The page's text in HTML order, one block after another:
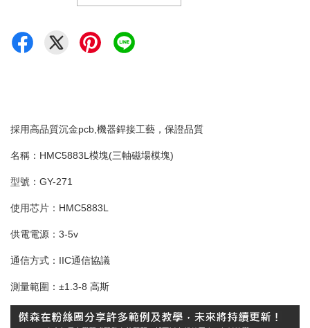
採用高品質沉金pcb,機器銲接工藝，保證品質
名稱：HMC5883L模塊(三軸磁場模塊)
型號：GY-271
使用芯片：HMC5883L
供電電源：3-5v
通信方式：IIC通信協議
測量範圍：±1.3-8 高斯